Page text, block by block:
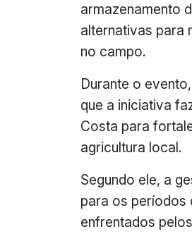
armazenamento
alternativas para
no campo.
Durante o
que a iniciativa
Costa para
agricultura local.
Segundo ele, a
para os períodos
enfrentados